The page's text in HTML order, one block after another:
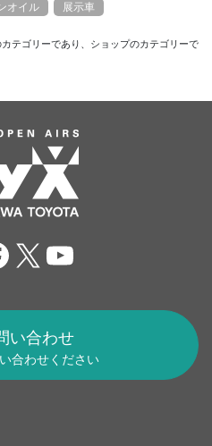
オイル 展示車
テゴリーであり、ショップのカテゴリーで
X YouTube
い合わせ
合わせください